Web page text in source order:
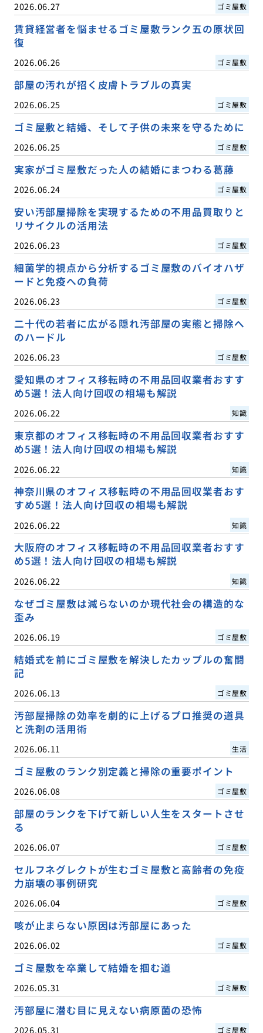
2026.06.27 ゴミ屋敷
賃貸経営者を悩ませるゴミ屋敷ランク五の原状回
復
2026.06.26 ゴミ屋敷
部屋の汚れが招く皮膚トラブルの真実
2026.06.25 ゴミ屋敷
ゴミ屋敷と結婚、そして子供の未来を守るために
2026.06.25 ゴミ屋敷
実家がゴミ屋敷だった人の結婚にまつわる葛藤
2026.06.24 ゴミ屋敷
安い汚部屋掃除を実現するための不用品買取りと
リサイクルの活用法
2026.06.23 ゴミ屋敷
細菌学的視点から分析するゴミ屋敷のバイオハザ
ードと免疫への負荷
2026.06.23 ゴミ屋敷
二十代の若者に広がる隠れ汚部屋の実態と掃除へ
のハードル
2026.06.23 ゴミ屋敷
愛知県のオフィス移転時の不用品回収業者おすす
め5選！法人向け回収の相場も解説
2026.06.22 知識
東京都のオフィス移転時の不用品回収業者おすす
め5選！法人向け回収の相場も解説
2026.06.22 知識
神奈川県のオフィス移転時の不用品回収業者おす
すめ5選！法人向け回収の相場も解説
2026.06.22 知識
大阪府のオフィス移転時の不用品回収業者おすす
め5選！法人向け回収の相場も解説
2026.06.22 知識
なぜゴミ屋敷は減らないのか現代社会の構造的な
歪み
2026.06.19 ゴミ屋敷
結婚式を前にゴミ屋敷を解決したカップルの奮闘
記
2026.06.13 ゴミ屋敷
汚部屋掃除の効率を劇的に上げるプロ推奨の道具
と洗剤の活用術
2026.06.11 生活
ゴミ屋敷のランク別定義と掃除の重要ポイント
2026.06.08 ゴミ屋敷
部屋のランクを下げて新しい人生をスタートさせ
る
2026.06.07 ゴミ屋敷
セルフネグレクトが生むゴミ屋敷と高齢者の免疫
力崩壊の事例研究
2026.06.04 ゴミ屋敷
咳が止まらない原因は汚部屋にあった
2026.06.02 ゴミ屋敷
ゴミ屋敷を卒業して結婚を掴む道
2026.05.31 ゴミ屋敷
汚部屋に潜む目に見えない病原菌の恐怖
2026.05.31 ゴミ屋敷